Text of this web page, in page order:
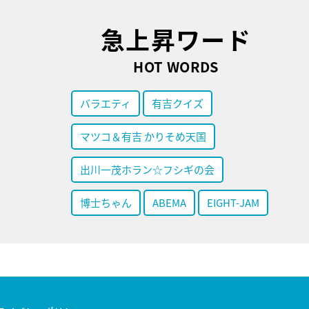
急上昇ワード
HOT WORDS
バラエティ 有吉クイズ
マツコ＆有吉 かりそめ天国
出川一茂ホラン☆フシギの会
博士ちゃん ABEMA EIGHT-JAM